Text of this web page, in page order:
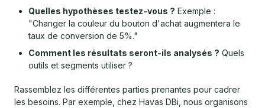
Quelles hypothèses testez-vous ? Exemple :
"Changer la couleur du bouton d'achat augmentera le
taux de conversion de 5%."
Comment les résultats seront-ils analysés ? Quels
outils et segments utiliser ?
Rassemblez les différentes parties prenantes pour cadrer
les besoins. Par exemple, chez Havas DBi, nous organisons